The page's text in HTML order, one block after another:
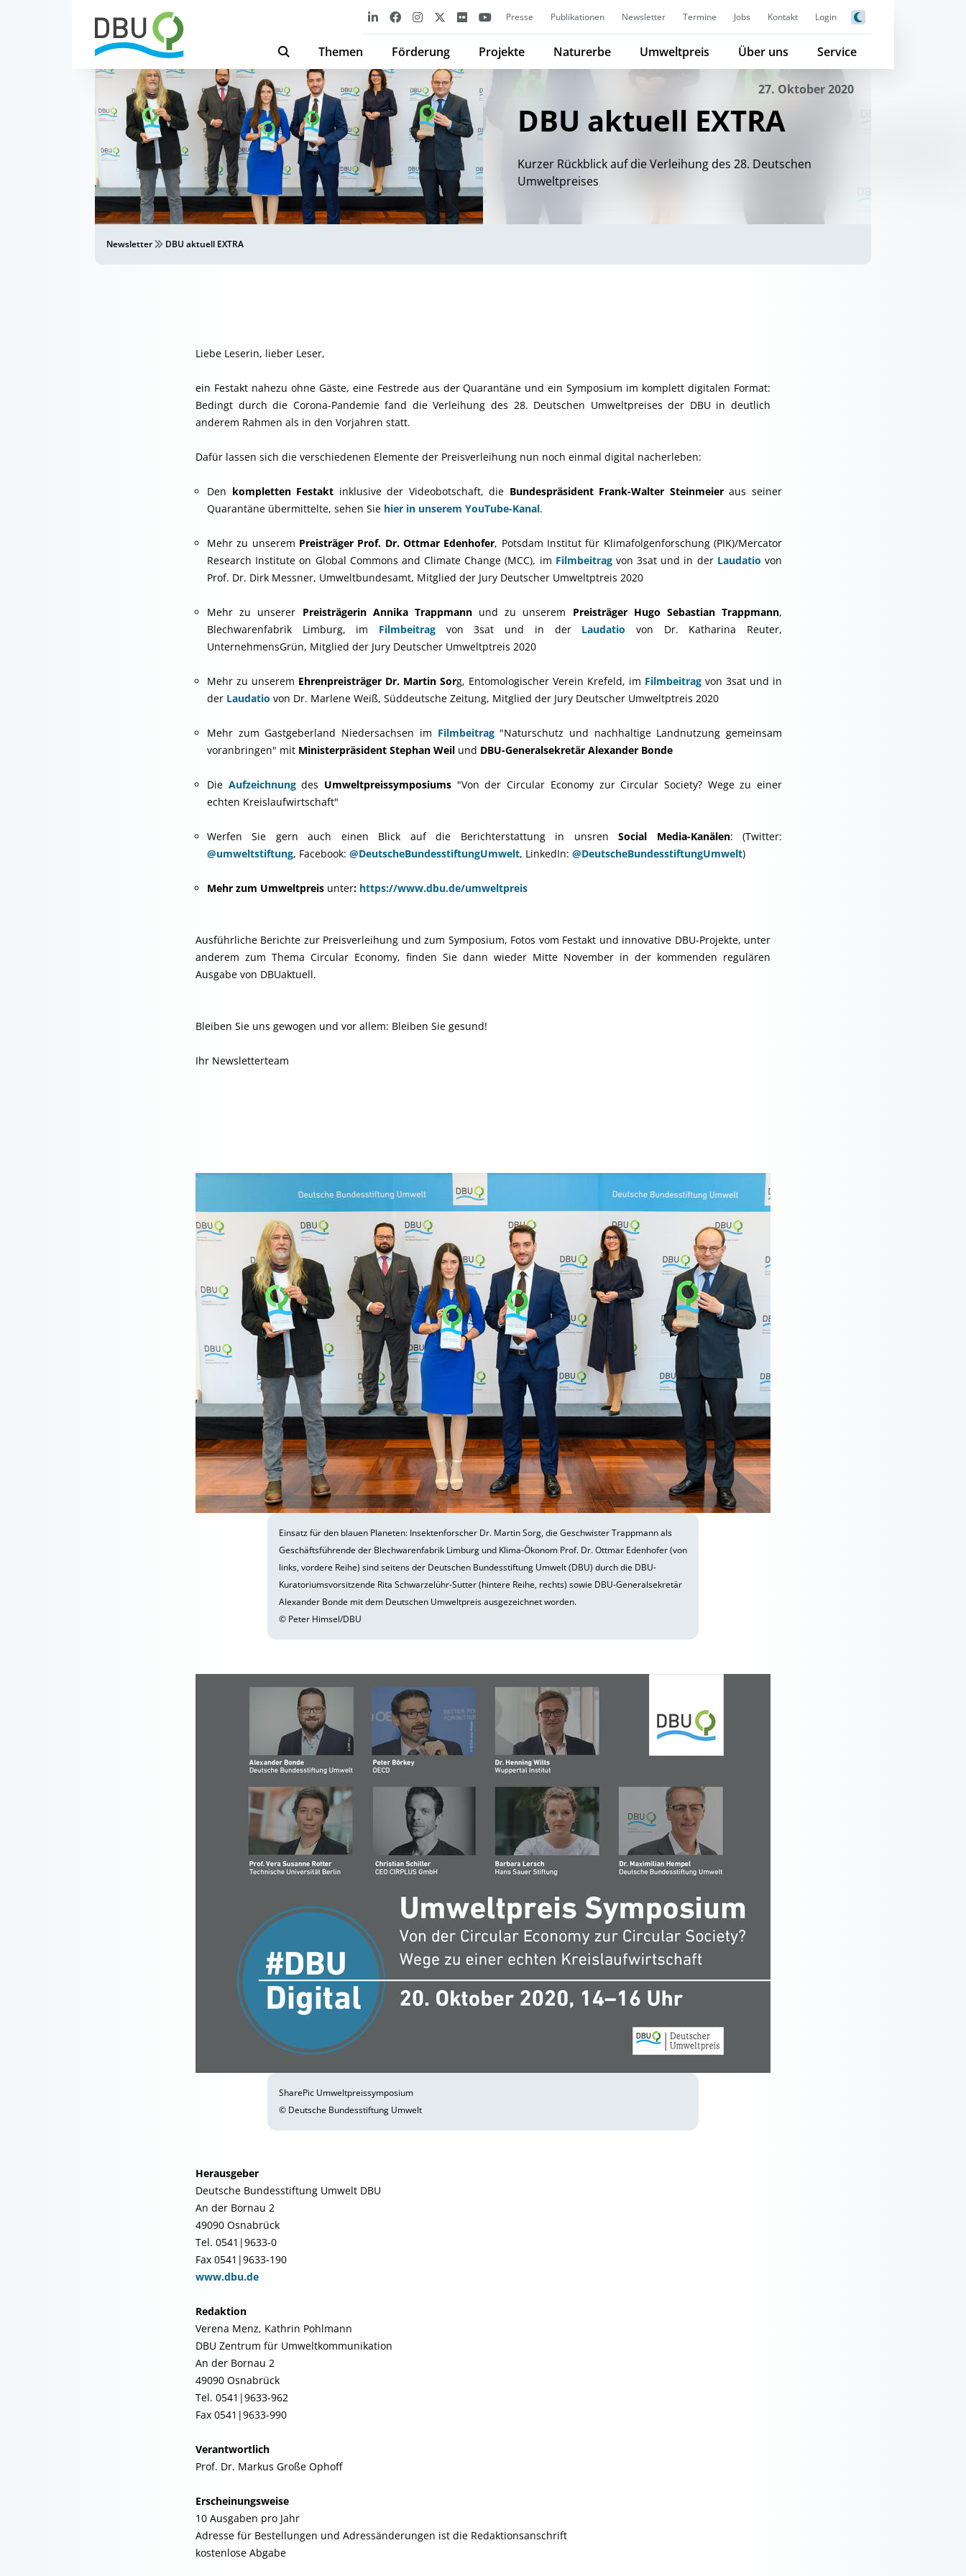
Presse Publikationen Newsletter Termine Jobs Kontakt Login
Themen Förderung Projekte Naturerbe Umweltpreis Über uns Service
27. Oktober 2020
DBU aktuell EXTRA
Kurzer Rückblick auf die Verleihung des 28. Deutschen
Umweltpreises
Newsletter DBU aktuell EXTRA
Liebe Leserin, lieber Leser,
ein Festakt nahezu ohne Gäste, eine Festrede aus der Quarantäne und ein Symposium im komplett digitalen Format:
Bedingt durch die Corona-Pandemie fand die Verleihung des 28. Deutschen Umweltpreises der DBU in deutlich
anderem Rahmen als in den Vorjahren statt.
Dafür lassen sich die verschiedenen Elemente der Preisverleihung nun noch einmal digital nacherleben:
Den kompletten Festakt inklusive der Videobotschaft, die Bundespräsident Frank-Walter Steinmeieraus seiner
Quarantäne übermittelte, sehen Sie hier in unserem YouTube-Kanal.
Mehr zu unserem Preisträger Prof. Dr. Ottmar Edenhofer, Potsdam Institut für Klimafolgenforschung (PIK)/Mercator
Research Institute on Global Commons and Climate Change (MCC), im Filmbeitragvon 3sat und in derLaudatiovon
Prof. Dr. Dirk Messner, Umweltbundesamt, Mitglied der Jury Deutscher Umweltptreis 2020
Mehr zu unserer Preisträgerin Annika Trappmannund zu unserem Preisträger Hugo Sebastian Trappmann,
Blechwarenfabrik Limburg, im Filmbeitrag von 3sat und in der Laudatio von Dr. Katharina Reuter,
UnternehmensGrün, Mitglied der Jury Deutscher Umweltptreis 2020
Mehr zu unserem Ehrenpreisträger Dr. Martin Sorg, Entomologischer Verein Krefeld, im Filmbeitrag von 3sat und in
der Laudatio von Dr. Marlene Weiß, Süddeutsche Zeitung, Mitglied der Jury Deutscher Umweltptreis 2020
Mehr zum Gastgeberland Niedersachsen im Filmbeitrag "Naturschutz und nachhaltige Landnutzung gemeinsam
voranbringen" mit Ministerpräsident Stephan Weil und DBU-Generalsekretär Alexander Bonde
Die Aufzeichnungdes Umweltpreissymposiums "Von der Circular Economy zur Circular Society? Wege zu einer
echten Kreislaufwirtschaft"
Werfen Sie gern auch einen Blick auf die Berichterstattung in unsren Social Media-Kanälen: (Twitter:
@umweltstiftung, Facebook: @DeutscheBundesstiftungUmwelt, LinkedIn: @DeutscheBundesstiftungUmwelt)
Mehr zum Umweltpreis unter: https://www.dbu.de/umweltpreis
Ausführliche Berichte zur Preisverleihung und zum Symposium, Fotos vom Festakt und innovative DBU-Projekte, unter
anderem zum Thema Circular Economy, finden Sie dann wieder Mitte November in der kommenden regulären
Ausgabe von DBUaktuell.
Bleiben Sie uns gewogen und vor allem: Bleiben Sie gesund!
Ihr Newsletterteam
Einsatz für den blauen Planeten: Insektenforscher Dr. Martin Sorg, die Geschwister Trappmann als
Geschäftsführende der Blechwarenfabrik Limburg und Klima-Ökonom Prof. Dr. Ottmar Edenhofer (von
links, vordere Reihe) sind seitens der Deutschen Bundesstiftung Umwelt (DBU) durch die DBU-
Kuratoriumsvorsitzende Rita Schwarzelühr-Sutter (hintere Reihe, rechts) sowie DBU-Generalsekretär
Alexander Bonde mit dem Deutschen Umweltpreis ausgezeichnet worden.
© Peter Himsel/DBU
SharePic Umweltpreissymposium
© Deutsche Bundesstiftung Umwelt
Herausgeber
Deutsche Bundesstiftung Umwelt DBU
An der Bornau 2
49090 Osnabrück
Tel. 0541|9633-0
Fax 0541|9633-190
www.dbu.de
Redaktion
Verena Menz, Kathrin Pohlmann
DBU Zentrum für Umweltkommunikation
An der Bornau 2
49090 Osnabrück
Tel. 0541|9633-962
Fax 0541|9633-990
Verantwortlich
Prof. Dr. Markus Große Ophoff
Erscheinungsweise
10 Ausgaben pro Jahr
Adresse für Bestellungen und Adressänderungen ist die Redaktionsanschrift
kostenlose Abgabe